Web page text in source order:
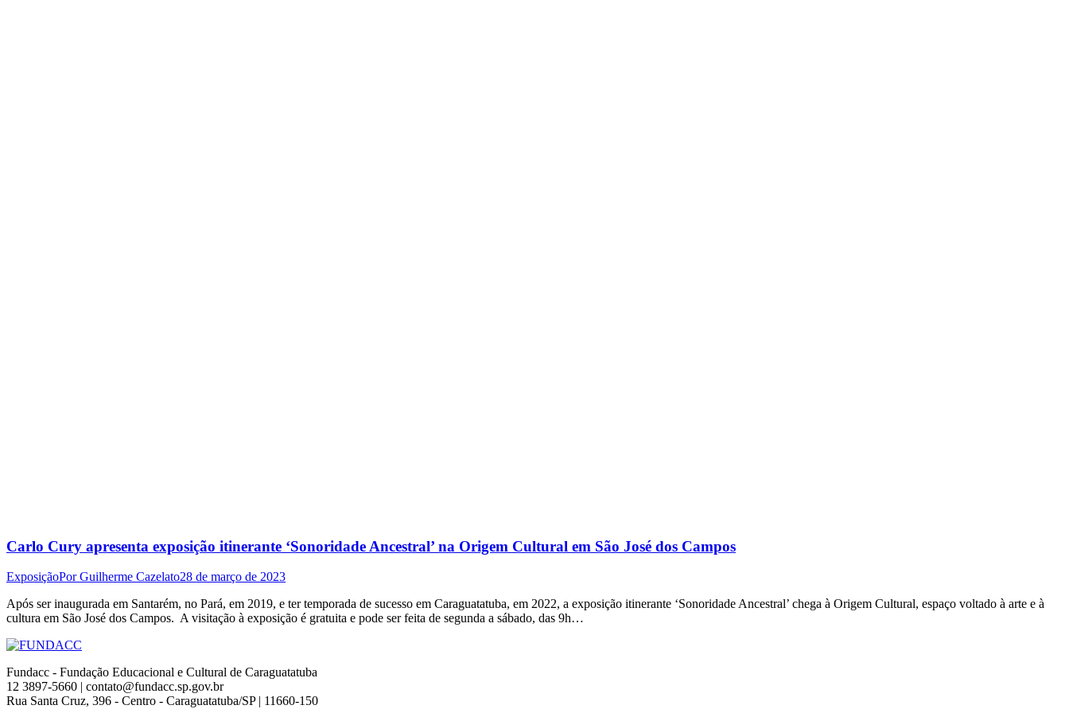
Carlo Cury apresenta exposição itinerante ‘Sonoridade Ancestral’ na Origem Cultural em São José dos Campos
ExposiçãoPorGuilherme Cazelato28 de março de 2023
Após ser inaugurada em Santarém, no Pará, em 2019, e ter temporada de sucesso em Caraguatatuba, em 2022, a exposição itinerante ‘Sonoridade Ancestral’ chega à Origem Cultural, espaço voltado à arte e à
cultura em São José dos Campos. A visitação à exposição é gratuita e pode ser feita de segunda a sábado, das 9h…
Fundacc - Fundação Educacional e Cultural de Caraguatatuba
12 3897-5660 | contato@fundacc.sp.gov.br
Rua Santa Cruz, 396 - Centro - Caraguatatuba/SP | 11660-150